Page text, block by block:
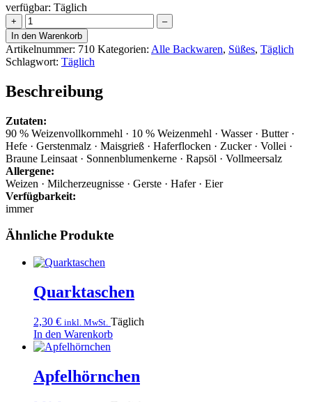
verfügbar: Täglich
+
Vollkorncroissant
Menge
–
In den Warenkorb
Artikelnummer: 710 Kategorien: Alle Backwaren, Süßes, Täglich
Schlagwort: Täglich
Beschreibung
Zutaten:
90 % Weizenvollkornmehl · 10 % Weizenmehl · Wasser · Butter ·
Hefe · Gerstenmalz · Maisgrieß · Haferflocken · Zucker · Vollei ·
Braune Leinsaat · Sonnenblumenkerne · Rapsöl · Vollmeersalz
Allergene:
Weizen · Milcherzeugnisse · Gerste · Hafer · Eier
Verfügbarkeit:
immer
Ähnliche Produkte
Quarktaschen
2,30 € inkl. MwSt. Täglich
In den Warenkorb
Apfelhörnchen